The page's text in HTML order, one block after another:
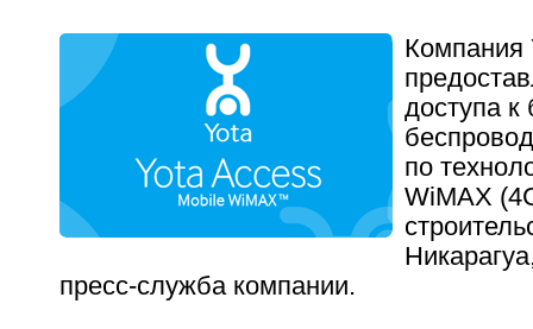
Компания
доступа
по
WiMAX
пресс-служба компании.